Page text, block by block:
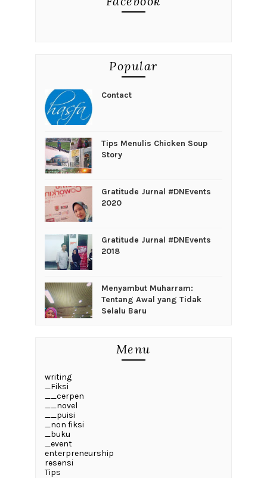
Popular
Contact
Tips Menulis Chicken Soup
Story
Gratitude Jurnal #DNEvents
2020
Gratitude Jurnal #DNEvents
2018
Menyambut Muharram:
Tentang Awal yang Tidak
Selalu Baru
Menu
writing
_Fiksi
__cerpen
__novel
__puisi
_non fiksi
_buku
_event
enterpreneurship
resensi
Tips